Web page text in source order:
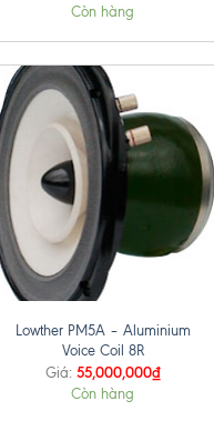
Còn hàng
+
Lowther PM5A – Aluminium
Voice Coil 8R
Giá: 55,000,000₫
Còn hàng